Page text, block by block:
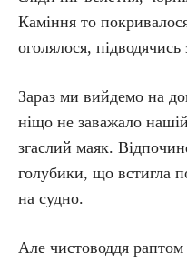
Каміння то
оголялося,
Зараз ми вийдемо на
ніщо не заважало
згаслий маяк.
голубики, що встигла
на судно.
Але чистоводдя